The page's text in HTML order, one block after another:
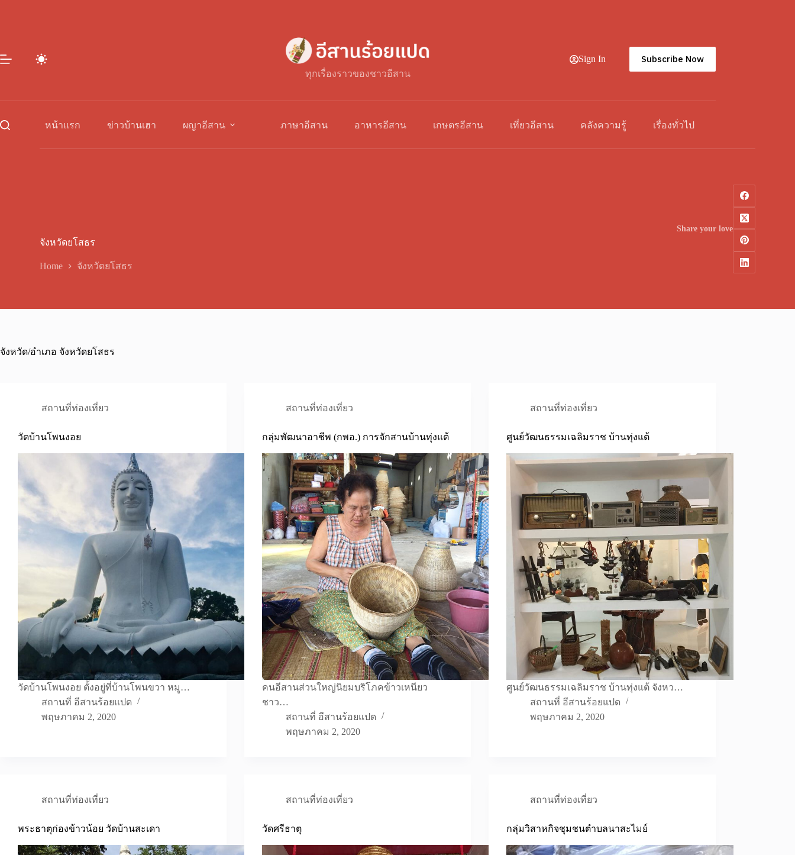
ทุกเรื่องราวของชาวอีสาน
Sign In Subscribe Now
หน้าแรก ข่าวบ้านเฮา ผญาอีสาน ภาษาอีสาน อาหารอีสาน เกษตรอีสาน เที่ยวอีสาน คลังความรู้ เรื่องทั่วไป
จังหวัดยโสธร
Home จังหวัดยโสธร
Share your love
จังหวัด/อำเภอ จังหวัดยโสธร
สถานที่ท่องเที่ยว
วัดบ้านโพนงอย
วัดบ้านโพนงอย ตั้งอยู่ที่บ้านโพนขวา หมู…
สถานที่ อีสานร้อยแปด
พฤษภาคม 2, 2020
สถานที่ท่องเที่ยว
กลุ่มพัฒนาอาชีพ (กพอ.) การจักสานบ้านทุ่งแต้
คนอีสานส่วนใหญ่นิยมบริโภคข้าวเหนียว
ชาว…
สถานที่ อีสานร้อยแปด
พฤษภาคม 2, 2020
สถานที่ท่องเที่ยว
ศูนย์วัฒนธรรมเฉลิมราช บ้านทุ่งแต้
ศูนย์วัฒนธรรมเฉลิมราช บ้านทุ่งแต้ จังหว…
สถานที่ อีสานร้อยแปด
พฤษภาคม 2, 2020
สถานที่ท่องเที่ยว
พระธาตุก่องข้าวน้อย วัดบ้านสะเดา
สถานที่ท่องเที่ยว
วัดศรีธาตุ
สถานที่ท่องเที่ยว
กลุ่มวิสาหกิจชุมชนตำบลนาสะไมย์